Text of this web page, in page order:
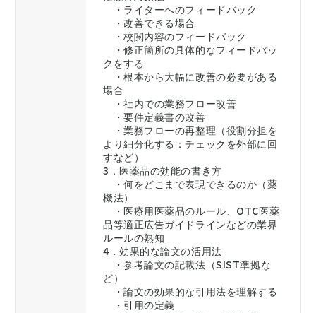
・ライターへのフィードバック
・改善できる場合
・校閲内容のフィードバック
・修正箇所の具体的なフィードバッ
クをする
・根本から大幅に改善の必要がある
場合
・社内での業務フロー改善
・要件定義書の改善
・業務フローの再整理（役割分担を
より細分化する：チェックを外部に回
すなど）
3．医薬品の効能の書き方
・何をどこまで表現できるのか（薬
機法）
・医療用医薬品のルール、OTC医薬
品等適正広告ガイドラインなどの業界
ルールの熟知
4．効果的な論文の活用法
・参考論文の記載法（SIST準拠な
ど）
・論文の効果的な引用法を理解する
・引用の定義